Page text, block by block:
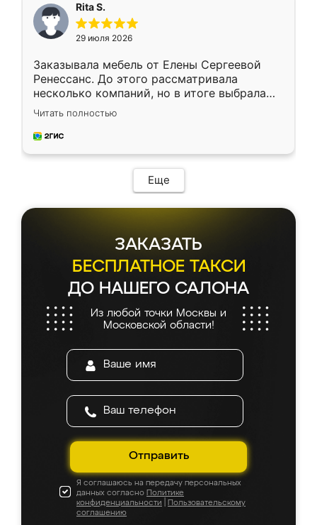
Rita S.
29 июля 2026
Заказывала мебель от Елены Сергеевой
Ренессанс. До этого рассматривала
несколько компаний, но в итоге выбрала
эту. Сначала обговорили условия, потом
приехал замерщик, всё спокойно объяснил
и снял размеры. Изготовили в срок, с
мебель сразу встала на свое место без
каких-либо доработок. Качеством осталась
довольна, все выглядит так, как и ожидала.
Читать полностью
Еще
ЗАКАЗАТЬ
БЕСПЛАТНОЕ ТАКСИ
ДО НАШЕГО САЛОНА
Из любой точки Москвы и
Московской области!
Отправить
Я соглашаюсь на передачу персональных
данных согласно Политике
конфиденциальности
Пользовательскому
соглашению